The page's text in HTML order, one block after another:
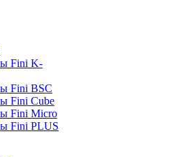
Fini K-
Fini BSC
Fini Cube
Fini Micro
Fini PLUS